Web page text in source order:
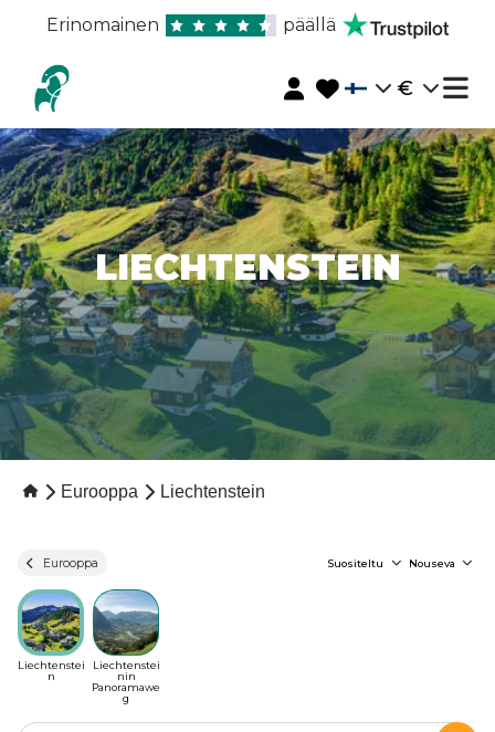
Erinomainen päällä
€
LIECHTENSTEIN
Eurooppa Liechtenstein
Eurooppa Suositeltu Nouseva
Liechtenstei
n
Liechtenstei
nin
Panoramawe
g